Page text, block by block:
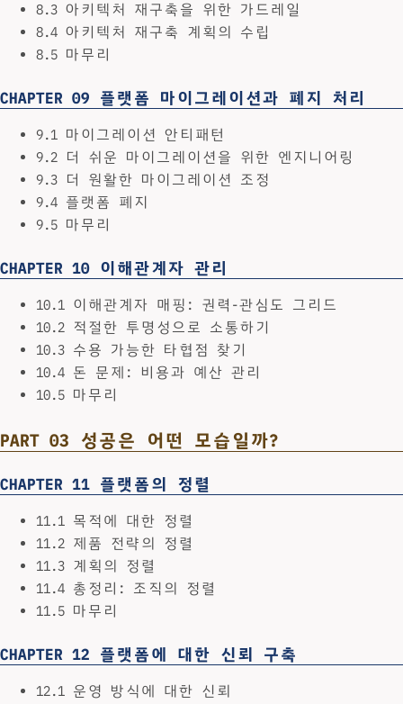
8.3 아키텍처 재구축을 위한 가드레일
8.4 아키텍처 재구축 계획의 수립
8.5 마무리
CHAPTER 09 플랫폼 마이그레이션과 폐지 처리
9.1 마이그레이션 안티패턴
9.2 더 쉬운 마이그레이션을 위한 엔지니어링
9.3 더 원활한 마이그레이션 조정
9.4 플랫폼 폐지
9.5 마무리
CHAPTER 10 이해관계자 관리
10.1 이해관계자 매핑: 권력-관심도 그리드
10.2 적절한 투명성으로 소통하기
10.3 수용 가능한 타협점 찾기
10.4 돈 문제: 비용과 예산 관리
10.5 마무리
PART 03 성공은 어떤 모습일까?
CHAPTER 11 플랫폼의 정렬
11.1 목적에 대한 정렬
11.2 제품 전략의 정렬
11.3 계획의 정렬
11.4 총정리: 조직의 정렬
11.5 마무리
CHAPTER 12 플랫폼에 대한 신뢰 구축
12.1 운영 방식에 대한 신뢰